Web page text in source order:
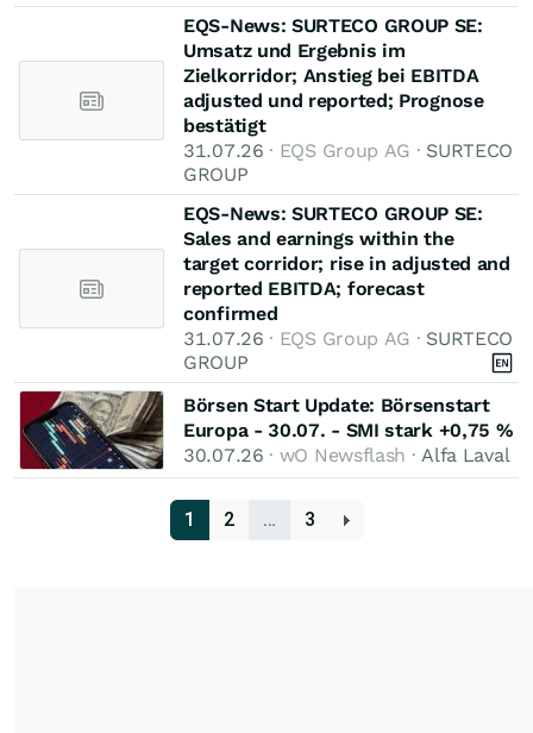
EQS-News: SURTECO GROUP SE:
Umsatz und Ergebnis im
Zielkorridor; Anstieg bei EBITDA
adjusted und reported; Prognose
bestätigt
31.07.26 · EQS Group AG · SURTECO
GROUP
EQS-News: SURTECO GROUP SE:
Sales and earnings within the
target corridor; rise in adjusted and
reported EBITDA; forecast
confirmed
31.07.26 · EQS Group AG · SURTECO
GROUP
Börsen Start Update: Börsenstart
Europa - 30.07. - SMI stark +0,75 %
30.07.26 · wO Newsflash · Alfa Laval
1 2 … 3